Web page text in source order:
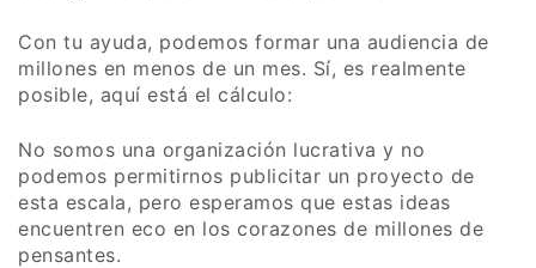
Con tu ayuda, podemos formar una audiencia de
millones en menos de un mes. Sí, es realmente
posible, aquí está el cálculo:
No somos una organización lucrativa y no
podemos permitirnos publicitar un proyecto de
esta escala, pero esperamos que estas ideas
encuentren eco en los corazones de millones de
pensantes.